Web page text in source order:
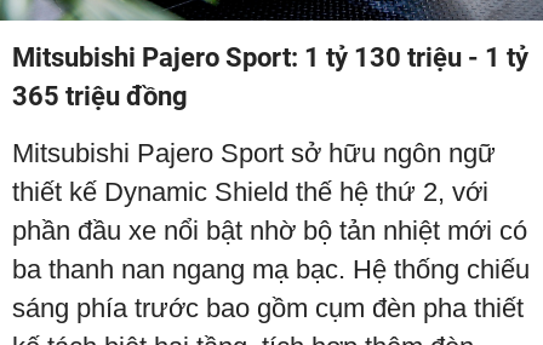
Mitsubishi Pajero Sport: 1 tỷ 130 triệu - 1 tỷ
365 triệu đồng
Mitsubishi Pajero Sport sở hữu ngôn ngữ
thiết kế Dynamic Shield thế hệ thứ 2, với
phần đầu xe nổi bật nhờ bộ tản nhiệt mới có
ba thanh nan ngang mạ bạc. Hệ thống chiếu
sáng phía trước bao gồm cụm đèn pha thiết